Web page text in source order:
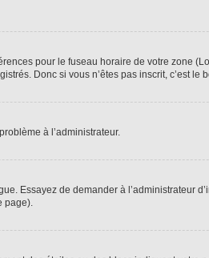
pour le fuseau horaire de votre zone
Donc si vous n’êtes pas inscrit, c’est le
à l’administrateur.
Essayez de demander à l’administrateur
page).